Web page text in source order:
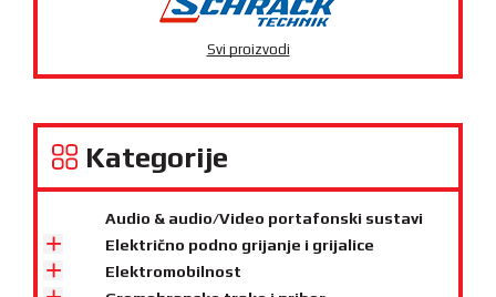
Svi proizvodi
Kategorije
Audio & audio/Video portafonski sustavi
Električno podno grijanje i grijalice
Elektromobilnost